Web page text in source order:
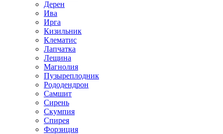
Дерен
Ива
Ирга
Кизильник
Клематис
Лапчатка
Лещина
Магнолия
Пузыреплодник
Рододендрон
Самшит
Сирень
Скумпия
Спирея
Форзиция